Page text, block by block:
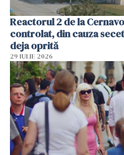
Reactorul 2 de la
controlat, din cauza
deja oprită
29 IULIE 2026